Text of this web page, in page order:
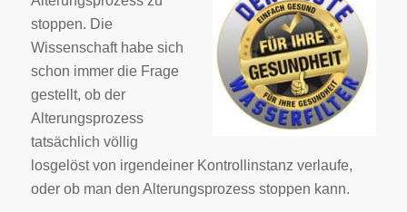
stoppen. Die
Wissenschaft habe sich
schon immer die Frage
gestellt, ob der
Alterungsprozess
tatsächlich völlig
losgelöst von irgendeiner Kontrollinstanz verlaufe,
oder ob man den Alterungsprozess stoppen kann.